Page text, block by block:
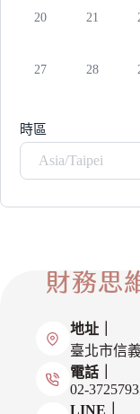
20 21
27 28
時區
Asia/Taipei
地址｜
臺北市信
電話｜
02-
LINE｜